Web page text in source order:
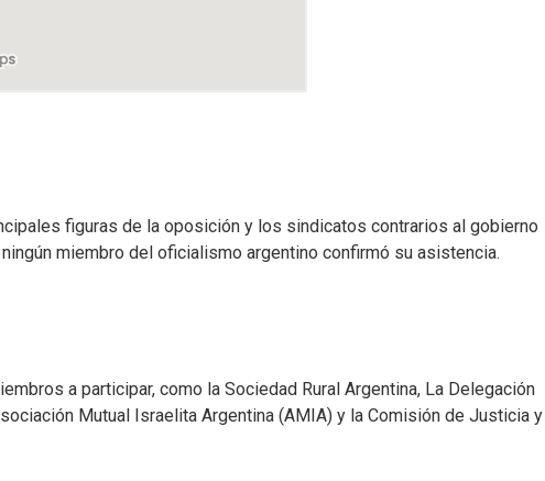
figuras de la oposición y los sindicatos contrarios al gobierno
miembro del oficialismo argentino confirmó su asistencia.
a participar, como la Sociedad Rural Argentina, La Delegación
Mutual Israelita Argentina (AMIA) y la Comisión de Justicia y